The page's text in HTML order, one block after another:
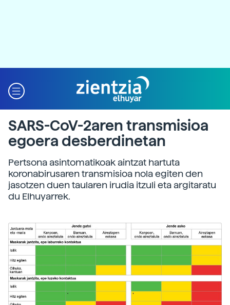
SARS-CoV-2aren transmisioa
egoera desberdinetan
Pertsona asintomatikoak aintzat hartuta
koronabirusaren transmisioa nola egiten den
jasotzen duen taularen irudia itzuli eta argitaratu
du Elhuyarrek.